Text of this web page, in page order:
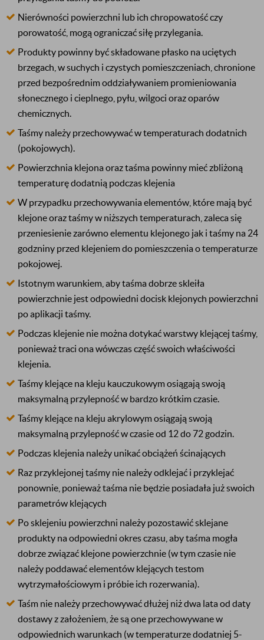
Nierówności powierzchni lub ich chropowatość czy
porowatość, mogą ograniczać siłę przylegania.
Produkty powinny być składowane płasko na uciętych
brzegach, w suchych i czystych pomieszczeniach, chronione
przed bezpośrednim oddziaływaniem promieniowania
słonecznego i cieplnego, pyłu, wilgoci oraz oparów
chemicznych.
Taśmy należy przechowywać w temperaturach dodatnich
(pokojowych).
Powierzchnia klejona oraz taśma powinny mieć zbliżoną
temperaturę dodatnią podczas klejenia
W przypadku przechowywania elementów, które mają być
klejone oraz taśmy w niższych temperaturach, zaleca się
przeniesienie zarówno elementu klejonego jak i taśmy na 24
godzniny przed klejeniem do pomieszczenia o temperaturze
pokojowej.
Istotnym warunkiem, aby taśma dobrze skleiła
powierzchnie jest odpowiedni docisk klejonych powierzchni
po aplikacji taśmy.
Podczas klejenie nie można dotykać warstwy klejącej taśmy,
ponieważ traci ona wówczas część swoich właściwości
klejenia.
Taśmy klejące na kleju kauczukowym osiągają swoją
maksymalną przylepność w bardzo krótkim czasie.
Taśmy klejące na kleju akrylowym osiągają swoją
maksymalną przylepność w czasie od 12 do 72 godzin.
Podczas klejenia należy unikać obciążeń ścinających
Raz przyklejonej taśmy nie należy odklejać i przyklejać
ponownie, ponieważ taśma nie będzie posiadała już swoich
parametrów klejących
Po sklejeniu powierzchni należy pozostawić sklejane
produkty na odpowiedni okres czasu, aby taśma mogła
dobrze związać klejone powierzchnie (w tym czasie nie
należy poddawać elementów klejących testom
wytrzymałościowym i próbie ich rozerwania).
Taśm nie należy przechowywać dłużej niż dwa lata od daty
dostawy z założeniem, że są one przechowywane w
odpowiednich warunkach (w temperaturze dodatniej 5-